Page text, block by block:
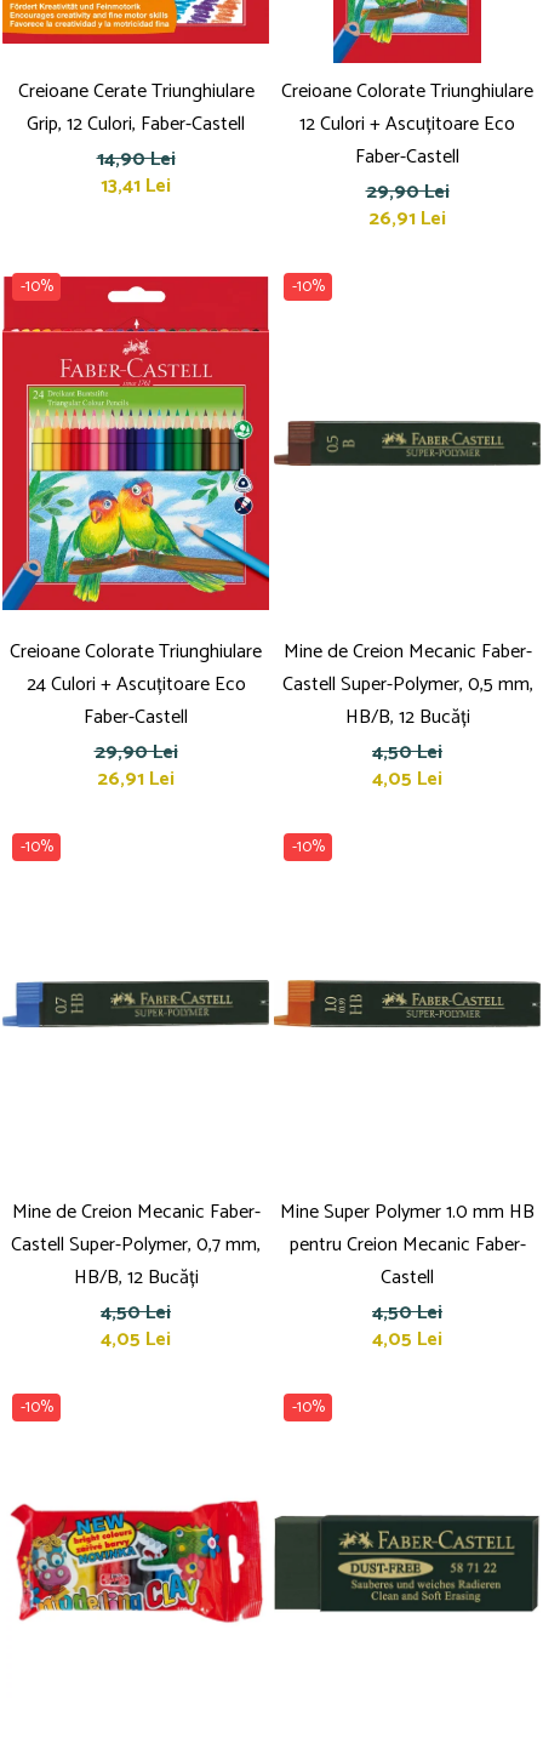
Creioane Cerate Triunghiulare
Grip, 12 Culori, Faber-Castell
14,90 Lei
13,41 Lei
Creioane Colorate Triunghiulare
12 Culori + Ascuțitoare Eco
Faber-Castell
29,90 Lei
26,91 Lei
-10%
Creioane Colorate Triunghiulare
24 Culori + Ascuțitoare Eco
Faber-Castell
29,90 Lei
26,91 Lei
-10%
Mine de Creion Mecanic Faber-
Castell Super-Polymer, 0,5 mm,
HB/B, 12 Bucăți
4,50 Lei
4,05 Lei
-10%
Mine de Creion Mecanic Faber-
Castell Super-Polymer, 0,7 mm,
HB/B, 12 Bucăți
4,50 Lei
4,05 Lei
-10%
Mine Super Polymer 1.0 mm HB
pentru Creion Mecanic Faber-
Castell
4,50 Lei
4,05 Lei
-10% -10%